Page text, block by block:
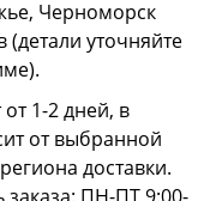
Черноморск
уточняйте
1-2 дней, в
от выбранной
доставки.